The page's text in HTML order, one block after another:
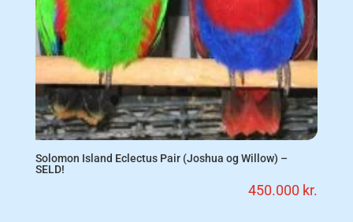
Solomon Island Eclectus Pair (Joshua og Willow) –
SELD!
450.000 kr.